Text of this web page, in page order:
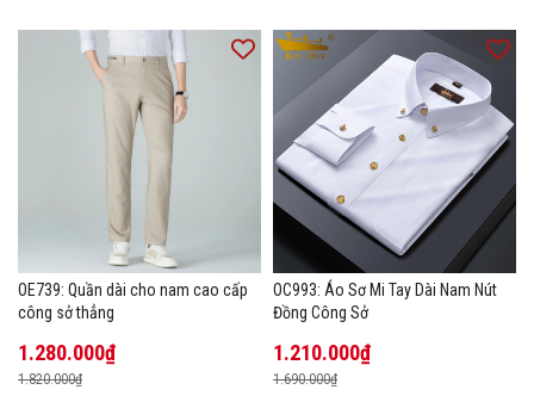
OE739: Quần dài cho nam cao cấp
công sở thẳng
1.280.000₫
1.820.000₫
OC993: Áo Sơ Mi Tay Dài Nam Nút
Đồng Công Sở
1.210.000₫
1.690.000₫